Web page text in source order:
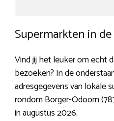
Supermarkten in
Vind jij het leuker om echt
bezoeken? In de
adresgegevens van lokale
rondom Borger-Odoorn
in augustus 2026.